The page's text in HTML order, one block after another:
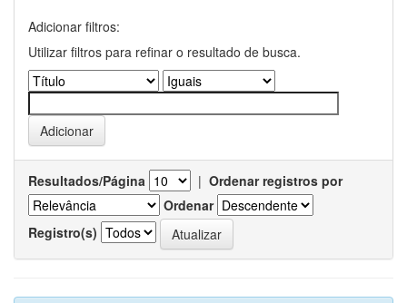
Adicionar filtros:
Utilizar filtros para refinar o resultado de busca.
Resultados/Página | Ordenar registros por
Ordenar
Registro(s)